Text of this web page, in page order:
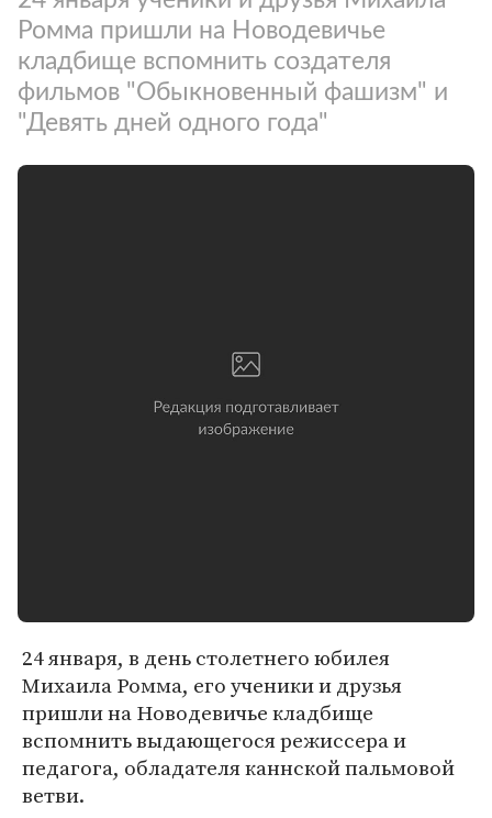
Ромма пришли на Новодевичье
кладбище вспомнить создателя
фильмов "Обыкновенный фашизм" и
"Девять дней одного года"
24 января, в день столетнего юбилея
Михаила Ромма, его ученики и друзья
пришли на Новодевичье кладбище
вспомнить выдающегося режиссера и
педагога, обладателя каннской пальмовой
ветви.